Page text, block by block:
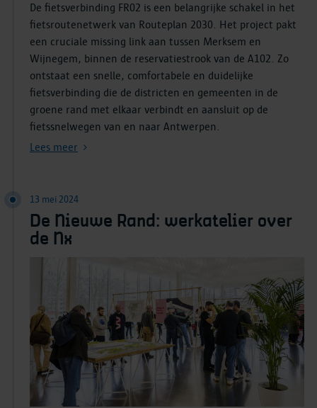
De fietsverbinding FR02 is een belangrijke schakel in het
fietsroutenetwerk van Routeplan 2030. Het project pakt
een cruciale missing link aan tussen Merksem en
Wijnegem, binnen de reservatiestrook van de A102. Zo
ontstaat een snelle, comfortabele en duidelijke
fietsverbinding die de districten en gemeenten in de
groene rand met elkaar verbindt en aansluit op de
fietssnelwegen van en naar Antwerpen.
Lees meer
13 mei 2024
De Nieuwe Rand: werkatelier over
de Nx